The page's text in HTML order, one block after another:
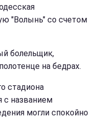
"Волынь" со счетом
болельщик,
на бедрах.
стадиона
с названием
могли спокойно